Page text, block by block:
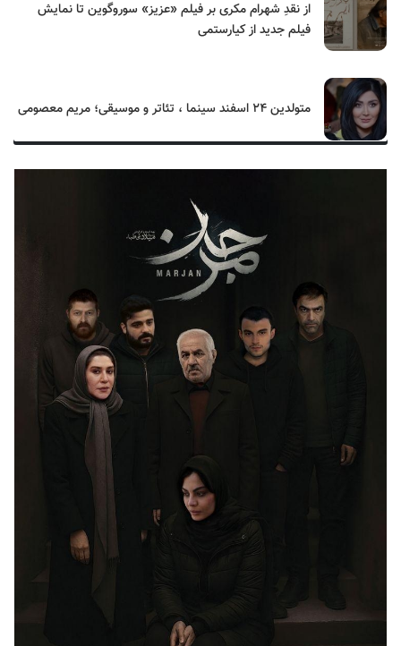
از نقدِ شهرام مکری بر فیلم «عزیز» سوروگوین تا نمایش
فیلم جدید از کیارستمی
متولدین ۲۴ اسفند سینما ، تئاتر و موسیقی؛ مریم معصومی